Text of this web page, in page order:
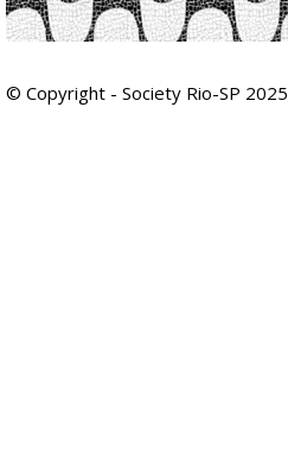
© Copyright - Society Rio-SP 2025